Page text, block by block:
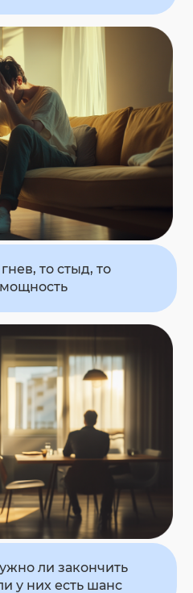
то стыд, то
ли закончить
у них есть шанс